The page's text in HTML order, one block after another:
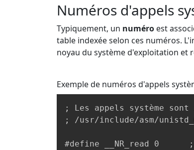
Numéros d'appels
Typiquement, un numéro est
table indexée selon ces numéros.
noyau du système d'exploitation et
Exemple de numéros d'appels
; Les appels système
; /usr/include/asm/
#define __NR_read 0      ;